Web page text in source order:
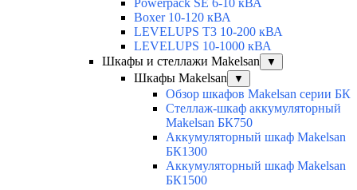
Powerpack SE 6-10 кВА
Boxer 10-120 кВА
LEVELUPS T3 10-200 кВА
LEVELUPS 10-1000 кВА
Шкафы и стеллажи Makelsan
▼
Шкафы Makelsan ▼
Обзор шкафов Makelsan серии БК
Стеллаж-шкаф аккумуляторный
Makelsan БК750
Аккумуляторный шкаф Makelsan
БК1300
Аккумуляторный шкаф Makelsan
БК1500